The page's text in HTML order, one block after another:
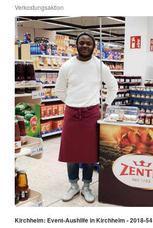
Verkostungsaktion
Kirchheim: Event-Aushilfe in Kirchheim - 2018-